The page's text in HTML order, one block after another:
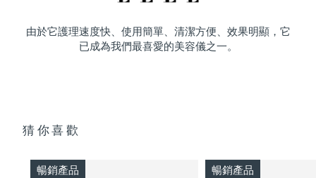
由於它護理速度快、使用簡單、清潔方便、效果明顯，它
已成為我們最喜愛的美容儀之一。
猜你喜歡
暢銷產品 暢銷產品